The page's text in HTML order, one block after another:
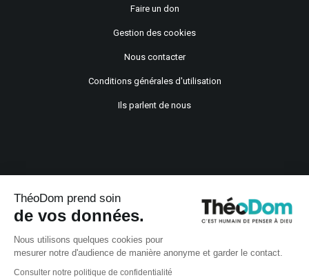
Faire un don
Gestion des cookies
Nous contacter
Conditions générales d'utilisation
Ils parlent de nous
ThéoDom prend soin
de vos données.
Nous utilisons quelques cookies pour
mesurer notre d'audience de manière anonyme et garder le contact.
Consulter notre politique de confidentialité